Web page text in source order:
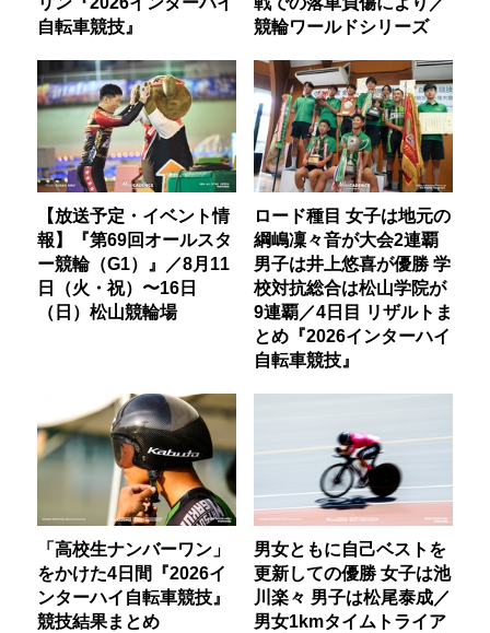
自転車競技』
競輪ワールドシリーズ
【放送予定・イベント情
報】『第69回オールスタ
ー競輪（G1）』／8月11
日（火・祝）〜16日
（日）松山競輪場
ロード種目 女子は地元の
綱嶋凜々音が大会2連覇
男子は井上悠喜が優勝 学
校対抗総合は松山学院が
9連覇／4日目 リザルトま
とめ『2026インターハイ
自転車競技』
「高校生ナンバーワン」
をかけた4日間『2026イ
ンターハイ自転車競技』
競技結果まとめ
男女ともに自己ベストを
更新しての優勝 女子は池
川楽々 男子は松尾泰成／
男女1kmタイムトライア